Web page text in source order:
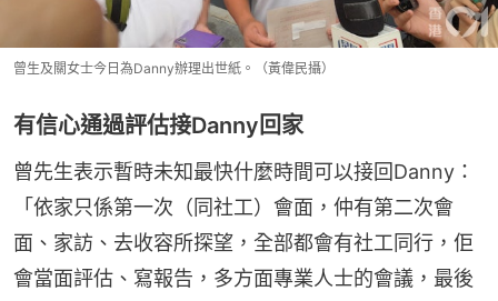
曾生及關女士今日為Danny辦理出世紙。（黃偉民攝）
有信心通過評估接Danny回家
曾先生表示暫時未知最快什麼時間可以接回Danny：
「依家只係第一次（同社工）會面，仲有第二次會
面、家訪、去收容所探望，全部都會有社工同行，佢
會當面評估、寫報告，多方面專業人士的會議，最後